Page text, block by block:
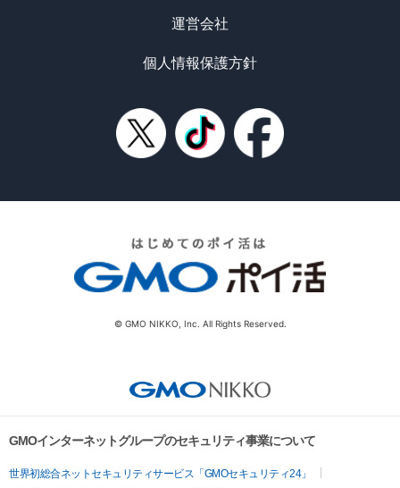
運営会社
個人情報保護方針
© GMO NIKKO, Inc. All Rights Reserved.
GMOインターネットグループのセキュリティ事業について
世界初総合ネットセキュリティサービス「GMOセキュリティ24」